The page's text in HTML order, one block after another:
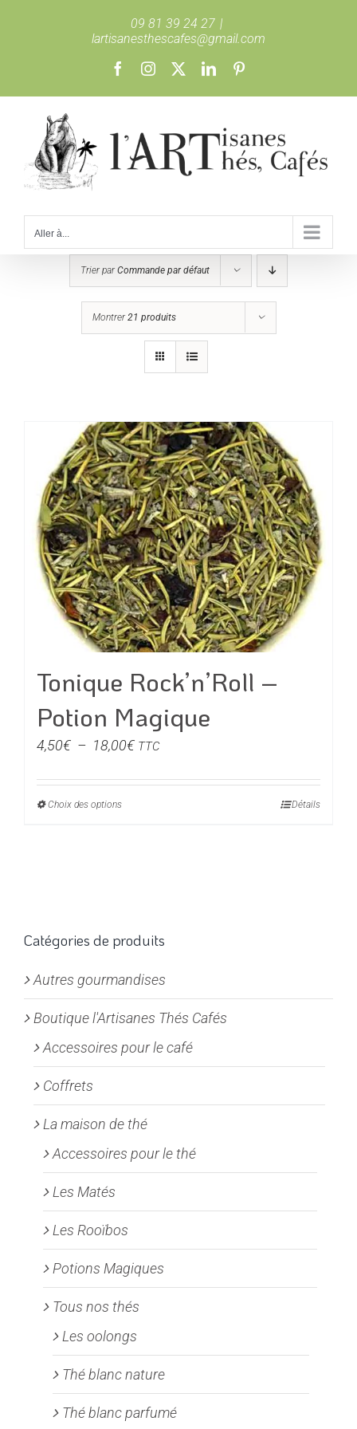
09 81 39 24 27 |
lartisanesthescafes@gmail.com
FacebookInstagram LinkedIn
Aller à...
Trier parCommande par défaut
Montrer21 produits
Tonique Rock’n’Roll –
Potion Magique
4,50€ – 18,00€Plage
prix :
TTC
Choix des optionsCe
options
être
choisies
sur
la
page
produit
Détails
Catégories de produits
Autres gourmandises
Boutique l'Artisanes Thés Cafés
Accessoires pour le café
Coffrets
La maison de thé
Accessoires pour le thé
Les Matés
Les Rooïbos
Potions Magiques
Tous nos thés
Les oolongs
Thé blanc nature
Thé blanc parfumé